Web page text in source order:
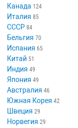
Канада 124
Италия 85
СССР 84
Бельгия 70
Испания 65
Китай 51
Индия 49
Япония 49
Австралия 46
Южная Корея 42
Швеция 29
Норвегия 29